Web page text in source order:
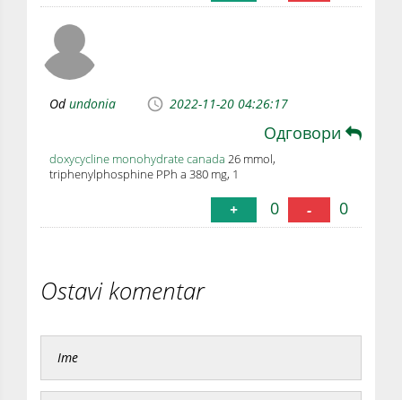
Odundonia 2022-11-20 04:26:17
Одговори
doxycycline monohydrate canada 26 mmol,
triphenylphosphine PPh a 380 mg, 1
+ 0 - 0
Ostavi komentar